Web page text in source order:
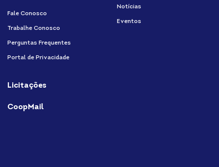
Fale Conosco
Trabalhe Conosco
Perguntas Frequentes
Portal de Privacidade
Licitações
CoopMail
Notícias
Eventos